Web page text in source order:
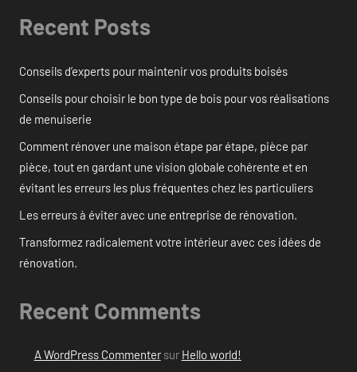
Recent Posts
Conseils d’experts pour maintenir vos produits boisés
Conseils pour choisir le bon type de bois pour vos réalisations
de menuiserie
Comment rénover une maison étape par étape, pièce par
pièce, tout en gardant une vision globale cohérente et en
évitant les erreurs les plus fréquentes chez les particuliers
Les erreurs à éviter avec une entreprise de rénovation.
Transformez radicalement votre intérieur avec ces idées de
rénovation.
Recent Comments
A WordPress Commentersur Hello world!